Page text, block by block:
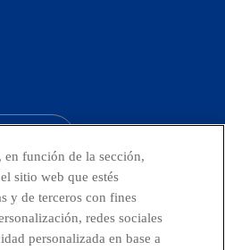
función de la sección,
sitio web que estés
y de terceros con fines
redes sociales
personalizada en base a